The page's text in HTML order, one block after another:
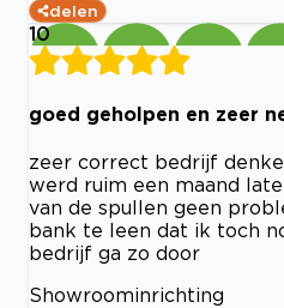
delen
10
goed geholpen en zeer
zeer correct bedrijf
werd ruim een maand
van de spullen geen
bank te leen dat ik toch
bedrijf ga zo door
Showroominrichting